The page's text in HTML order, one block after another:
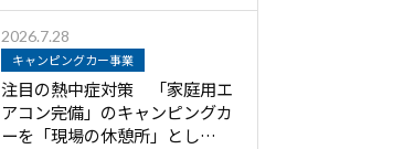
2026.7.28
キャンピングカー事業
注目の熱中症対策 「家庭用エ
アコン完備」のキャンピングカ
ーを「現場の休憩所」とし…